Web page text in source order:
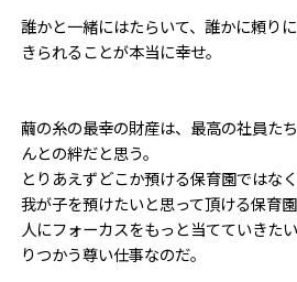
誰かと一緒にはたらいて、誰かに頼り
きられることが本当に幸せ。
繭の糸の最幸の財産は、最高の社員た
んとの絆だと思う。
とりあえずどこか預ける保育園ではな
我が子を預けたいと思って頂ける保育園
人にフォーカスをもっと当てていきた
りつかう尊い仕事なのだ。